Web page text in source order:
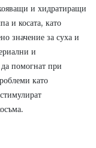
и хидратиращи
и косата, като
значение за суха и
и
помогнат при
като